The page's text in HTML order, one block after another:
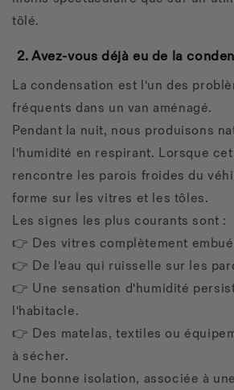
tôlé.
2. Avez-vous déjà eu de la
La condensation est l'un des
fréquents dans un van aménagé.
Pendant la nuit, nous produisons
l'humidité en respirant. Lorsque
rencontre les parois froides du
forme sur les vitres et les tôles.
Les signes les plus courants sont :
👉 Des vitres complètement
👉 De l'eau qui ruisselle sur les
👉 Une sensation d'humidité
l'habitacle.
👉 Des matelas, textiles ou
à sécher.
Une bonne isolation, associée à